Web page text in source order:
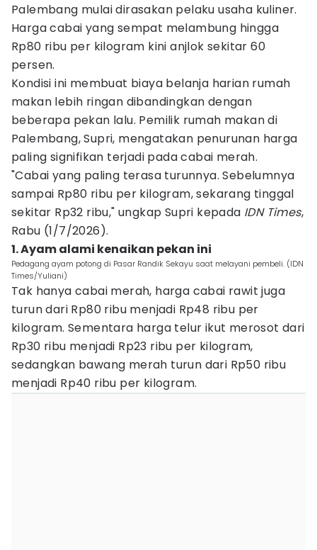
Palembang mulai dirasakan pelaku usaha kuliner.
Harga cabai yang sempat melambung hingga
Rp80 ribu per kilogram kini anjlok sekitar 60
persen.
Kondisi ini membuat biaya belanja harian rumah
makan lebih ringan dibandingkan dengan
beberapa pekan lalu. Pemilik rumah makan di
Palembang, Supri, mengatakan penurunan harga
paling signifikan terjadi pada cabai merah.
"Cabai yang paling terasa turunnya. Sebelumnya
sampai Rp80 ribu per kilogram, sekarang tinggal
sekitar Rp32 ribu," ungkap Supri kepada IDN Times,
Rabu (1/7/2026).
1. Ayam alami kenaikan pekan ini
Pedagang ayam potong di Pasar Randik Sekayu saat melayani pembeli. (IDN
Times/Yuliani)
Tak hanya cabai merah, harga cabai rawit juga
turun dari Rp80 ribu menjadi Rp48 ribu per
kilogram. Sementara harga telur ikut merosot dari
Rp30 ribu menjadi Rp23 ribu per kilogram,
sedangkan bawang merah turun dari Rp50 ribu
menjadi Rp40 ribu per kilogram.